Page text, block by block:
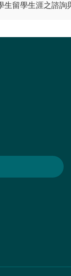
留學生涯之諮詢